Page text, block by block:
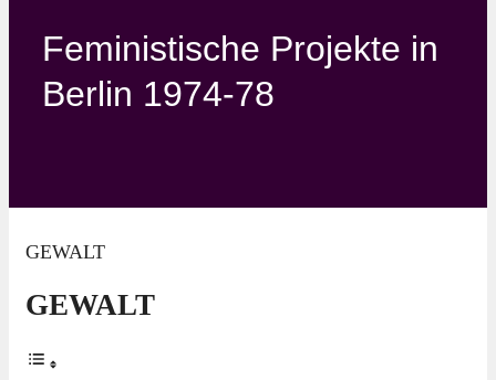
Feministische Projekte in
Berlin 1974-78
GEWALT
GEWALT